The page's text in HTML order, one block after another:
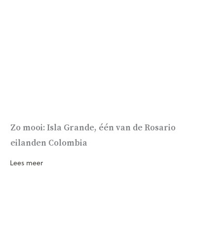
Zo mooi: Isla Grande, één van de Rosario
eilanden Colombia
Lees meer